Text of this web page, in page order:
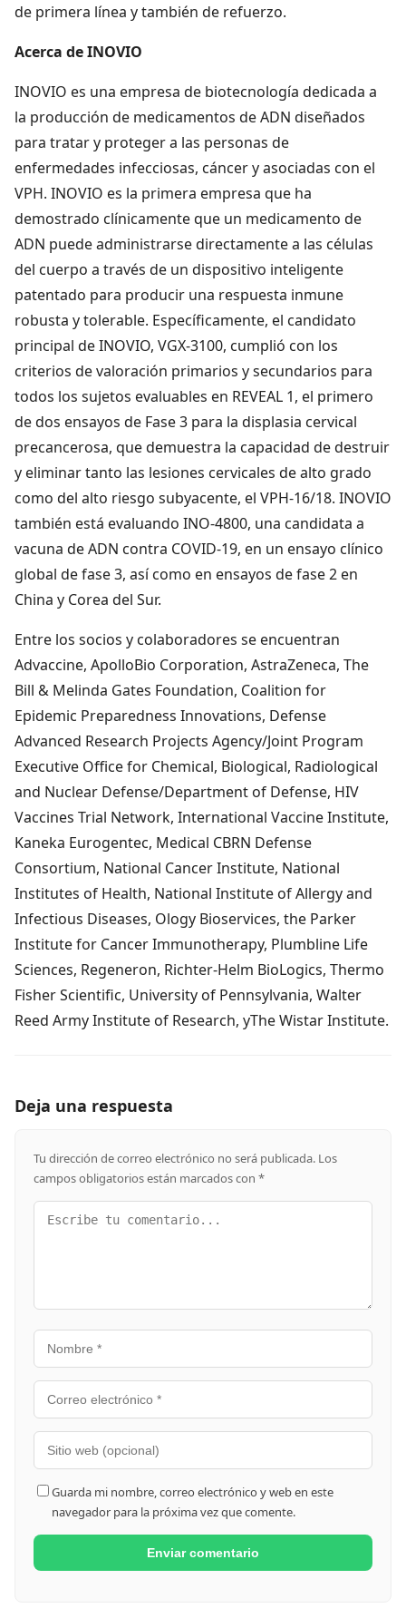
de primera línea y también de refuerzo.
Acerca de INOVIO
INOVIO es una empresa de biotecnología dedicada a
la producción de medicamentos de ADN diseñados
para tratar y proteger a las personas de
enfermedades infecciosas, cáncer y asociadas con el
VPH. INOVIO es la primera empresa que ha
demostrado clínicamente que un medicamento de
ADN puede administrarse directamente a las células
del cuerpo a través de un dispositivo inteligente
patentado para producir una respuesta inmune
robusta y tolerable. Específicamente, el candidato
principal de INOVIO, VGX-3100, cumplió con los
criterios de valoración primarios y secundarios para
todos los sujetos evaluables en REVEAL 1, el primero
de dos ensayos de Fase 3 para la displasia cervical
precancerosa, que demuestra la capacidad de destruir
y eliminar tanto las lesiones cervicales de alto grado
como del alto riesgo subyacente, el VPH-16/18. INOVIO
también está evaluando INO-4800, una candidata a
vacuna de ADN contra COVID-19, en un ensayo clínico
global de fase 3, así como en ensayos de fase 2 en
China y Corea del Sur.
Entre los socios y colaboradores se encuentran
Advaccine, ApolloBio Corporation, AstraZeneca, The
Bill & Melinda Gates Foundation, Coalition for
Epidemic Preparedness Innovations, Defense
Advanced Research Projects Agency/Joint Program
Executive Office for Chemical, Biological, Radiological
and Nuclear Defense/Department of Defense, HIV
Vaccines Trial Network, International Vaccine Institute,
Kaneka Eurogentec, Medical CBRN Defense
Consortium, National Cancer Institute, National
Institutes of Health, National Institute of Allergy and
Infectious Diseases, Ology Bioservices, the Parker
Institute for Cancer Immunotherapy, Plumbline Life
Sciences, Regeneron, Richter-Helm BioLogics, Thermo
Fisher Scientific, University of Pennsylvania, Walter
Reed Army Institute of Research, yThe Wistar Institute.
Deja una respuesta
Tu dirección de correo electrónico no será publicada. Los
campos obligatorios están marcados con *
Guarda mi nombre, correo electrónico y web en este
navegador para la próxima vez que comente.